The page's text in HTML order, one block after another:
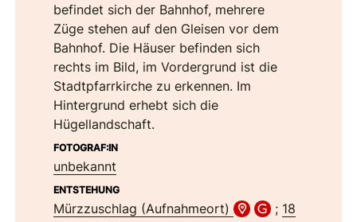
befindet sich der Bahnhof, mehrere
Züge stehen auf den Gleisen vor dem
Bahnhof. Die Häuser befinden sich
rechts im Bild, im Vordergrund ist die
Stadtpfarrkirche zu erkennen. Im
Hintergrund erhebt sich die
Hügellandschaft.
FOTOGRAF:IN
unbekannt
ENTSTEHUNG
Mürzzuschlag (Aufnahmeort) ; 18